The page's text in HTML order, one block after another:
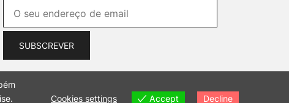
Cookies settings Accept Decline